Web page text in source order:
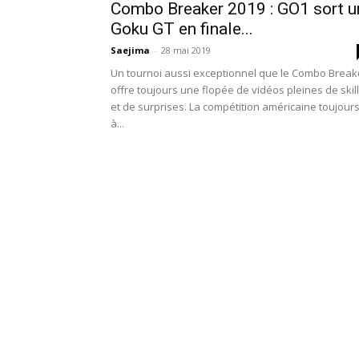
Combo Breaker 2019 : GO1 sort
Goku GT en finale...
Saejima - 28 mai 2019
Un tournoi aussi exceptionnel que le Combo
offre toujours une flopée de vidéos pleines de skill
et de surprises. La compétition américaine toujours
à...